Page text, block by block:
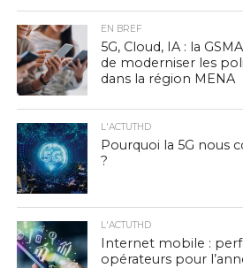
EN BREF
5G, Cloud, IA : la
de moderniser les
dans la région MENA
L'ACTUTHD
Pourquoi la 5G nous
?
L'ACTUTHD
Internet mobile :
opérateurs pour